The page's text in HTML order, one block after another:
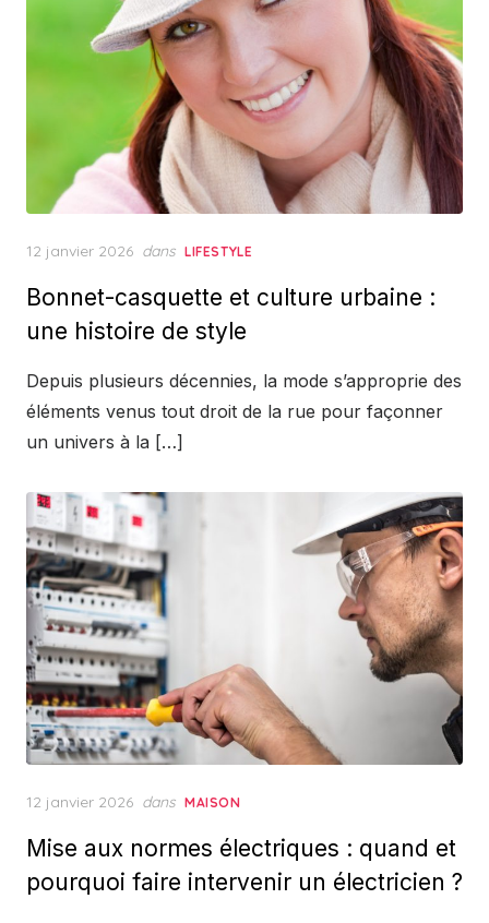
Posted
12 janvier 2026 dans LIFESTYLE
Bonnet-casquette et culture urbaine :
une histoire de style
Depuis plusieurs décennies, la mode s’approprie des
éléments venus tout droit de la rue pour façonner
un univers à la […]
Posted
12 janvier 2026 dans MAISON
Mise aux normes électriques : quand et
pourquoi faire intervenir un électricien ?